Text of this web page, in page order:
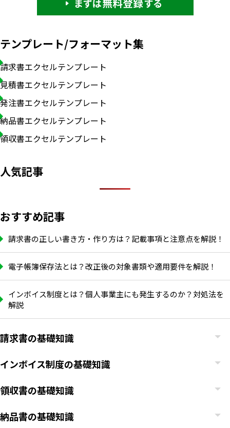
テンプレート/フォーマット集
請求書エクセルテンプレート
見積書エクセルテンプレート
発注書エクセルテンプレート
納品書エクセルテンプレート
領収書エクセルテンプレート
人気記事
おすすめ記事
請求書の正しい書き方・作り方は？記載事項と注意点を解説！
電子帳簿保存法とは？改正後の対象書類や適用要件を解説！
インボイス制度とは？個人事業主にも発生するのか？対処法を
解説
請求書の基礎知識
インボイス制度の基礎知識
領収書の基礎知識
納品書の基礎知識